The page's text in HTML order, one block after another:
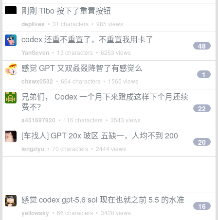
刚刚 Tibo 按下了重置按钮
deplives • 31 characters • 985 views
codex 还重不重置了，不重置我用卡了
YanSeven • 13 characters • 6253 views
48
感觉 GPT 又双叒叕降智了有感觉么
chxwx0532 • 664 characters • 1565 views
1
兄弟们， Codex 一个月下来蹬成这样下个月还续
费不？
a451697920 • 116 characters • 3543 views
22
[车找人] GPT 20x 玻区 五缺一，人均不到 200
lengziyu • 70 characters • 2444 views
20
感觉 codex gpt-5.6 sol 现在也就之前 5.5 的水准
yellowsky • 66 characters • 3428 views
16